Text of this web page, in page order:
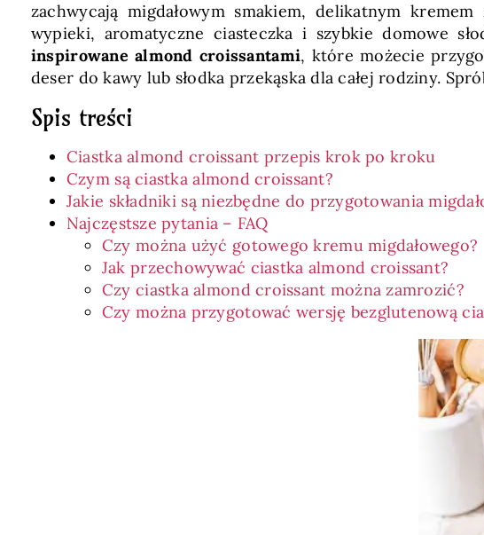
zachwycają migdałowym smakiem, delikatnym
wypieki, aromatyczne ciasteczka i szybkie domowe
inspirowane almond croissantami, które możecie
deser do kawy lub słodka przekąska dla całej rodziny.
Spis treści
Ciastka almond croissant przepis krok po kroku
Czym są ciastka almond croissant?
Jakie składniki są niezbędne do przygotowania
Najczęstsze pytania – FAQ
Czy można użyć gotowego kremu migdałowego?
Jak przechowywać ciastka almond croissant?
Czy ciastka almond croissant można zamrozić?
Czy można przygotować wersję bezglutenową